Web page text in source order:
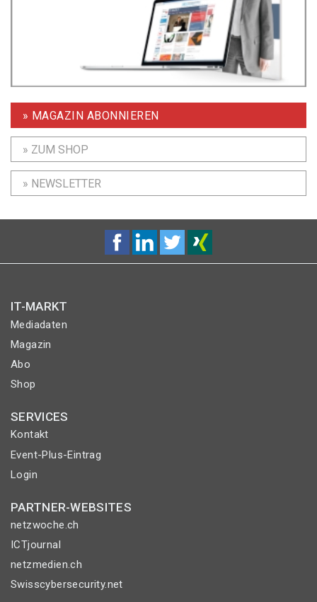
» MAGAZIN ABONNIEREN
» ZUM SHOP
» NEWSLETTER
IT-MARKT
Mediadaten
Magazin
Abo
Shop
SERVICES
Kontakt
Event-Plus-Eintrag
Login
PARTNER-WEBSITES
netzwoche.ch
ICTjournal
netzmedien.ch
Swisscybersecurity.net